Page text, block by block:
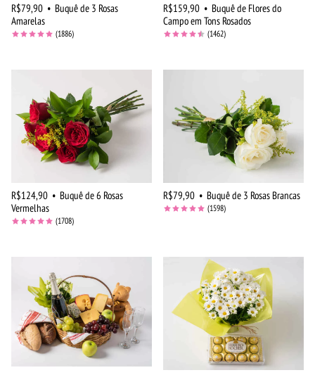
R$79,90 • Buquê de 3 Rosas
Amarelas
(1886)
R$159,90 • Buquê de Flores do
Campo em Tons Rosados
(1462)
R$124,90 • Buquê de 6 Rosas
Vermelhas
(1708)
R$79,90 • Buquê de 3 Rosas Brancas
(1598)